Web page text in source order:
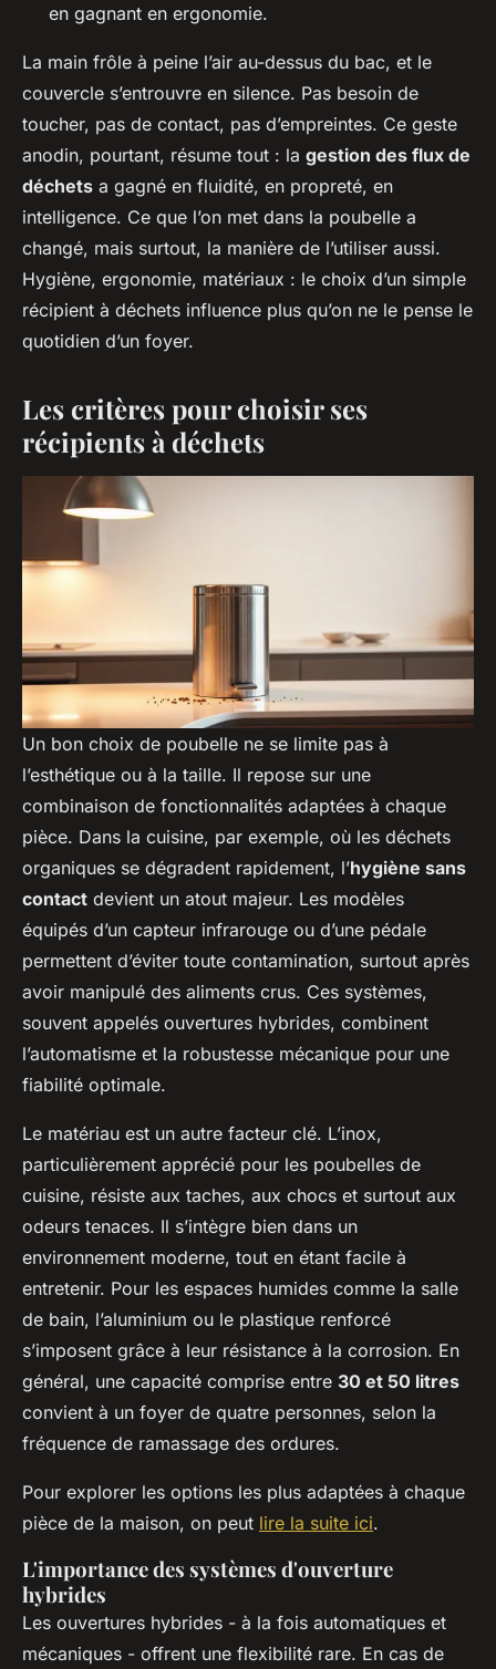
en gagnant en ergonomie.
La main frôle à peine l’air au-dessus du bac, et le
couvercle s’entrouvre en silence. Pas besoin de
toucher, pas de contact, pas d’empreintes. Ce geste
anodin, pourtant, résume tout : la gestion des flux de
déchets a gagné en fluidité, en propreté, en
intelligence. Ce que l’on met dans la poubelle a
changé, mais surtout, la manière de l’utiliser aussi.
Hygiène, ergonomie, matériaux : le choix d’un simple
récipient à déchets influence plus qu’on ne le pense le
quotidien d’un foyer.
Les critères pour choisir ses
récipients à déchets
Un bon choix de poubelle ne se limite pas à
l’esthétique ou à la taille. Il repose sur une
combinaison de fonctionnalités adaptées à chaque
pièce. Dans la cuisine, par exemple, où les déchets
organiques se dégradent rapidement, l’hygiène sans
contact devient un atout majeur. Les modèles
équipés d’un capteur infrarouge ou d’une pédale
permettent d’éviter toute contamination, surtout après
avoir manipulé des aliments crus. Ces systèmes,
souvent appelés ouvertures hybrides, combinent
l’automatisme et la robustesse mécanique pour une
fiabilité optimale.
Le matériau est un autre facteur clé. L’inox,
particulièrement apprécié pour les poubelles de
cuisine, résiste aux taches, aux chocs et surtout aux
odeurs tenaces. Il s’intègre bien dans un
environnement moderne, tout en étant facile à
entretenir. Pour les espaces humides comme la salle
de bain, l’aluminium ou le plastique renforcé
s’imposent grâce à leur résistance à la corrosion. En
général, une capacité comprise entre 30 et 50 litres
convient à un foyer de quatre personnes, selon la
fréquence de ramassage des ordures.
Pour explorer les options les plus adaptées à chaque
pièce de la maison, on peut lire la suite ici.
L'importance des systèmes d'ouverture
hybrides
Les ouvertures hybrides - à la fois automatiques et
mécaniques - offrent une flexibilité rare. En cas de